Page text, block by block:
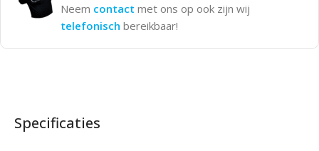
Neem contact met ons op ook zijn wij
telefonisch bereikbaar!
Specificaties